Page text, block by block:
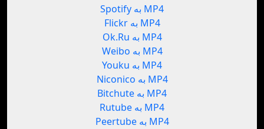
Spotify به MP4
Flickr به MP4
Ok.Ru به MP4
Weibo به MP4
Youku به MP4
Niconico به MP4
Bitchute به MP4
Rutube به MP4
Peertube به MP4